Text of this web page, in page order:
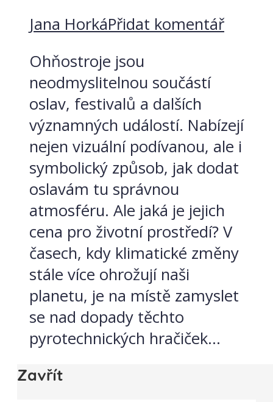
Jana HorkáPřidat komentář
Ohňostroje jsou
neodmyslitelnou součástí
oslav, festivalů a dalších
významných událostí. Nabízejí
nejen vizuální podívanou, ale i
symbolický způsob, jak dodat
oslavám tu správnou
atmosféru. Ale jaká je jejich
cena pro životní prostředí? V
časech, kdy klimatické změny
stále více ohrožují naši
planetu, je na místě zamyslet
se nad dopady těchto
pyrotechnických hračiček...
Zavřít